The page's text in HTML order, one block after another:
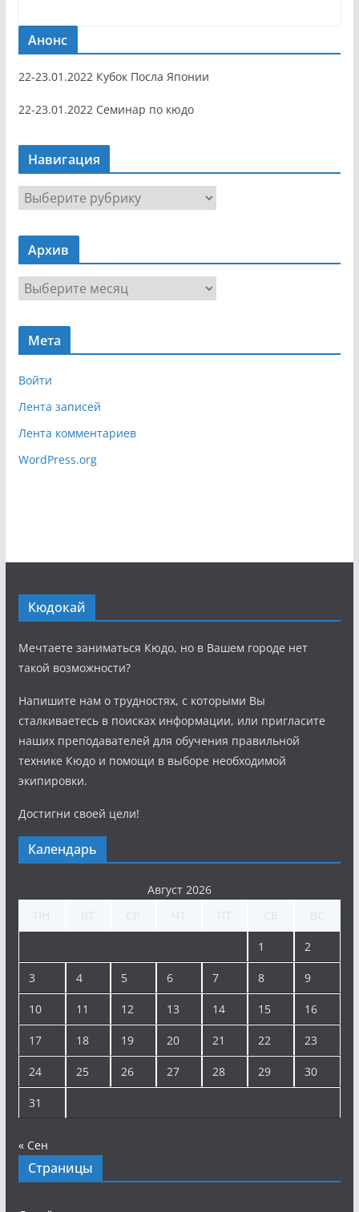
Анонс
22-23.01.2022 Кубок Посла Японии
22-23.01.2022 Семинар по кюдо
Навигация
Н
в
г
я
Архив
х
Мета
Войти
Лента записей
Лента комментариев
WordPress.org
Кюдокай
Мечтаете заниматься Кюдо, но в Вашем городе нет
такой возможности?
Напишите нам о трудностях, с которыми Вы
сталкиваетесь в поисках информации, или пригласите
наших преподавателей для обучения правильной
технике Кюдо и помощи в выборе необходимой
экипировки.
Достигни своей цели!
Календарь
Август 2026
1 2
3 4 5 6 7 8 9
10 11 12 13 14 15 16
17 18 19 20 21 22 23
24 25 26 27 28 29 30
31
« Сен
Страницы